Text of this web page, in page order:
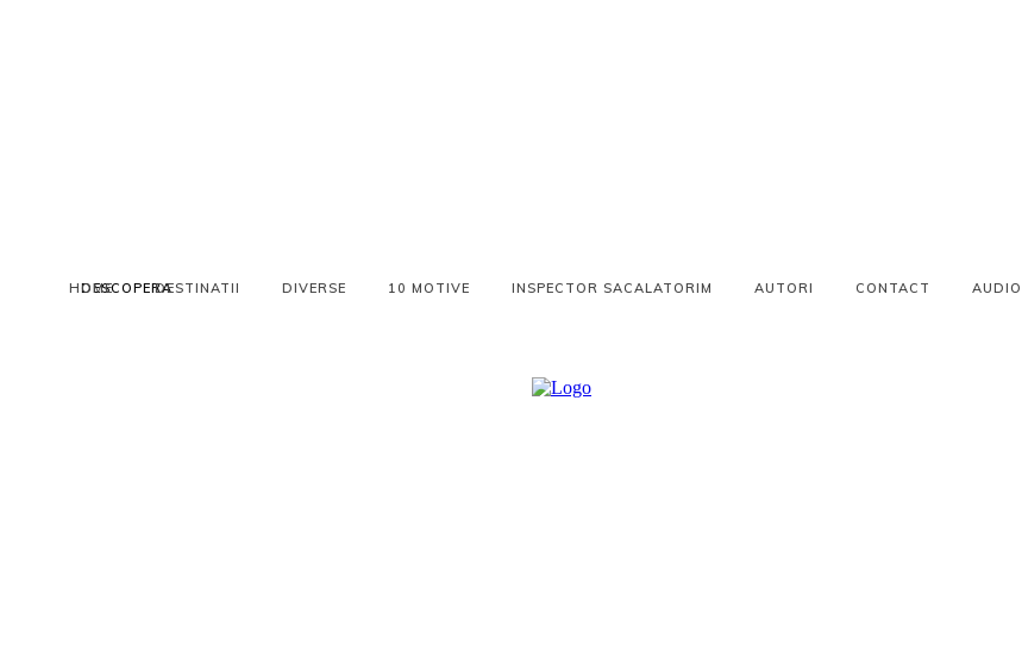
DESCOPERA
HOME DESTINATII DIVERSE 10 MOTIVE INSPECTOR SACALATORIM AUTORI CONTACT AUDIO